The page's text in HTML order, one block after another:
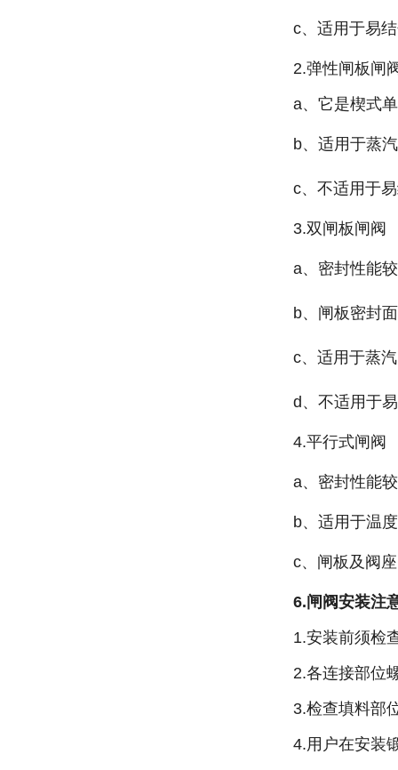
c、适用于易
2.弹性闸板闸
a、它是楔式
b、适用于蒸
c、不适用于
3.双闸板闸阀
a、密封性能
b、闸板密封
c、适用于蒸
d、不适用于
4.平行式闸阀
a、密封性能
b、适用于温
c、闸板及阀
6.闸阀安装注
1.安装前须检
2.各连接部位
3.检查填料部
4.用户在安装